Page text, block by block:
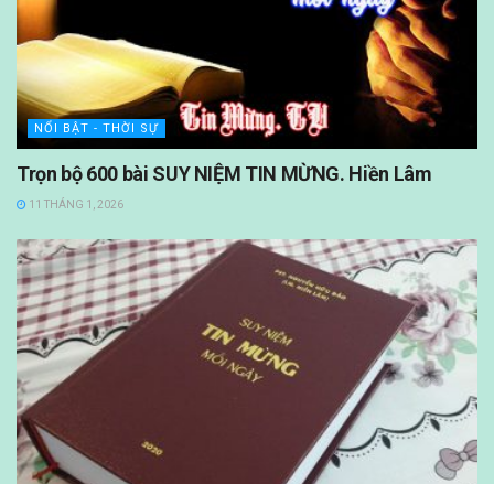
NỔI BẬT - THỜI SỰ
Trọn bộ 600 bài SUY NIỆM TIN MỪNG. Hiền Lâm
11 THÁNG 1, 2026